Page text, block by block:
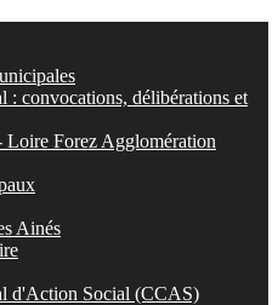
: convocations, délibérations et
Loire Forez Agglomération
Ainés
d'Action Social (CCAS)